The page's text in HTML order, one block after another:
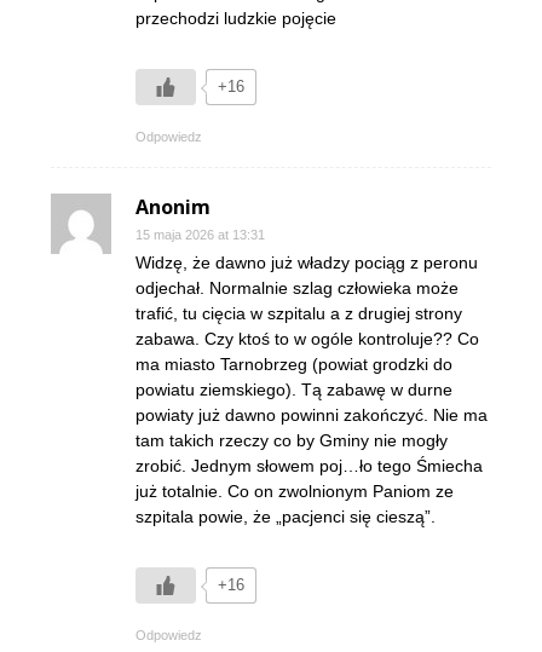
przechodzi ludzkie pojęcie
+16
Odpowiedz
Anonim
15 maja 2026 at 13:31
Widzę, że dawno już władzy pociąg z peronu
odjechał. Normalnie szlag człowieka może
trafić, tu cięcia w szpitalu a z drugiej strony
zabawa. Czy ktoś to w ogóle kontroluje?? Co
ma miasto Tarnobrzeg (powiat grodzki do
powiatu ziemskiego). Tą zabawę w durne
powiaty już dawno powinni zakończyć. Nie ma
tam takich rzeczy co by Gminy nie mogły
zrobić. Jednym słowem poj…ło tego Śmiecha
już totalnie. Co on zwolnionym Paniom ze
szpitala powie, że „pacjenci się cieszą”.
+16
Odpowiedz